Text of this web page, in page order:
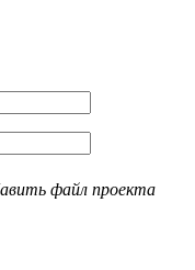
файл проекта